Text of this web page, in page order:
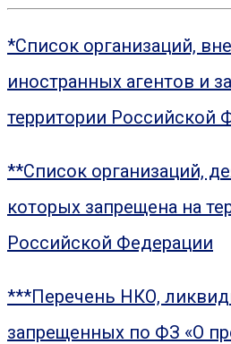
*Список организаций,
иностранных агентов и
территории Российской
**Список организаций,
которых запрещена на
Российской Федерации
***Перечень НКО,
запрещенных по ФЗ «О